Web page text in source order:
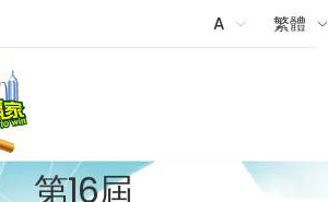
A 繁體
第16屆